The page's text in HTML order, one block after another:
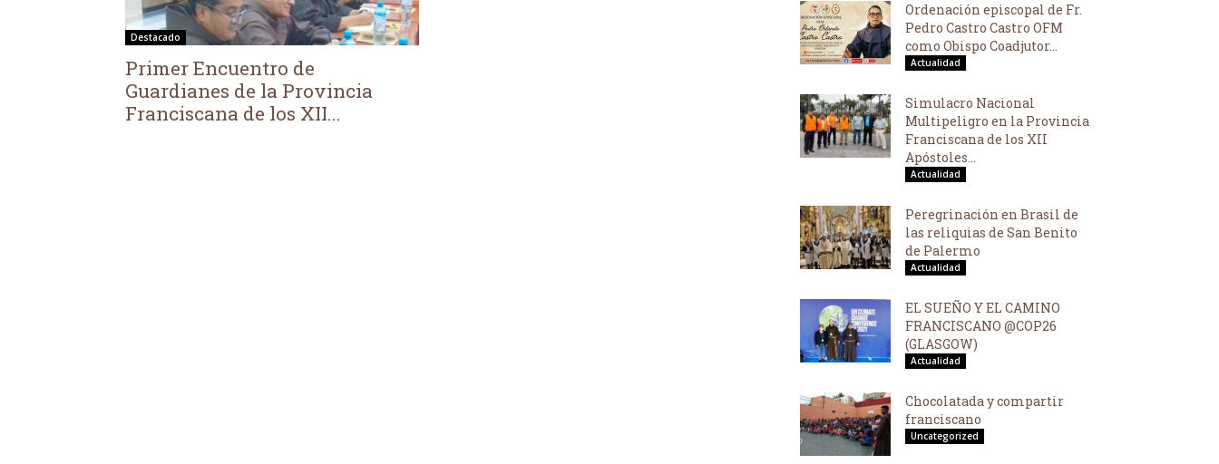
Destacado
Primer Encuentro de
Guardianes de la Provincia
Franciscana de los XII...
Ordenación episcopal de Fr.
Pedro Castro Castro OFM
como Obispo Coadjutor...
Actualidad
Simulacro Nacional
Multipeligro en la Provincia
Franciscana de los XII
Apóstoles...
Actualidad
Peregrinación en Brasil de
las reliquias de San Benito
de Palermo
Actualidad
EL SUEÑO Y EL CAMINO
FRANCISCANO @COP26
(GLASGOW)
Actualidad
Chocolatada y compartir
franciscano
Uncategorized